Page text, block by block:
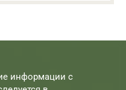
информации с